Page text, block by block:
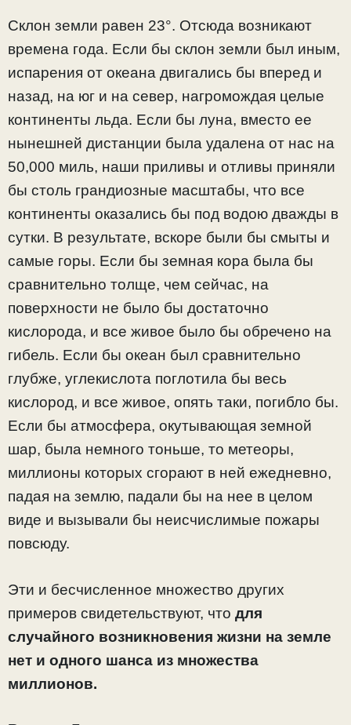
Склон земли равен 23°. Отсюда возникают
времена года. Если бы склон земли был иным,
испарения от океана двигались бы вперед и
назад, на юг и на север, нагромождая целые
континенты льда. Если бы луна, вместо ее
нынешней дистанции была удалена от нас на
50,000 миль, наши приливы и отливы приняли
бы столь грандиозные масштабы, что все
континенты оказались бы под водою дважды в
сутки. В результате, вскоре были бы смыты и
самые горы. Если бы земная кора была бы
сравнительно толще, чем сейчас, на
поверхности не было бы достаточно
кислорода, и все живое было бы обречено на
гибель. Если бы океан был сравнительно
глубже, углекислота поглотила бы весь
кислород, и все живое, опять таки, погибло бы.
Если бы атмосфера, окутывающая земной
шар, была немного тоньше, то метеоры,
миллионы которых сгорают в ней ежедневно,
падая на землю, падали бы на нее в целом
виде и вызывали бы неисчислимые пожары
повсюду.
Эти и бесчисленное множество других
примеров свидетельствуют, что для
случайного возникновения жизни на земле
нет и одного шанса из множества
миллионов.